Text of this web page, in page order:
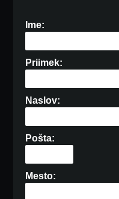
Ime:
Priimek:
Naslov:
Pošta:
Mesto: